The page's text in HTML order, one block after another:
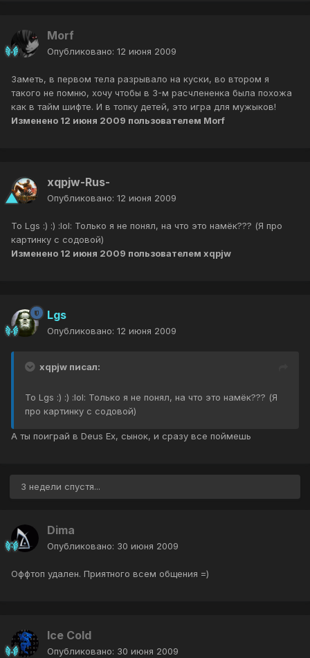
Morf
Опубликовано: 12 июня 2009
Заметь, в первом тела разрывало на куски, во втором я
такого не помню, хочу чтобы в 3-м расчлененка была похожа
как в тайм шифте. И в топку детей, это игра для мужыков!
Изменено 12 июня 2009 пользователем Morf
xqpjw-Rus-
Опубликовано: 12 июня 2009
To Lgs :) :) :lol: Только я не понял, на что это намёк??? (Я про
картинку с содовой)
Изменено 12 июня 2009 пользователем xqpjw
Lgs
Опубликовано: 12 июня 2009
xqpjw писал:
To Lgs :) :) :lol: Только я не понял, на что это намёк??? (Я
про картинку с содовой)
А ты поиграй в Deus Ex, сынок, и сразу все поймешь
3 недели спустя...
Dima
Опубликовано: 30 июня 2009
Оффтоп удален. Приятного всем общения =)
Ice Cold
Опубликовано: 30 июня 2009